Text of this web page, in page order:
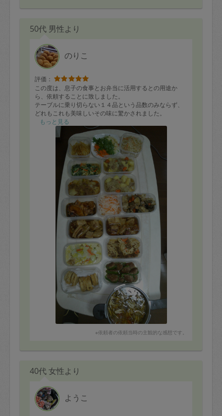
50代 男性より
のりこ
評価：
この度は、息子の食事とお弁当に活用するとの用途か
ら、依頼することに致しました。
テーブルに乗り切らない１４品という品数のみならず、
どれもこれも美味しいその味に驚かされました。
１４品の御品書きは以下の通りです。
・豚の角煮
・れんこんきんぴら
・ピーマン肉詰め
・鶏肉のクリーム煮
・れんこん肉詰め揚げ
・豚肉のトマト煮
・鮭の南蛮漬け
・大根のきんぴら
・肉じゃが
・水菜煮びたし
・大根と挽肉のコチュジャン煮
・鶏の照り焼き
本当にありがとうございました。また日程を確認の上
で、ぜひともお願いしたいです。
もっと見る
※依頼者の依頼当時の主観的な感想です。
40代 女性より
ようこ